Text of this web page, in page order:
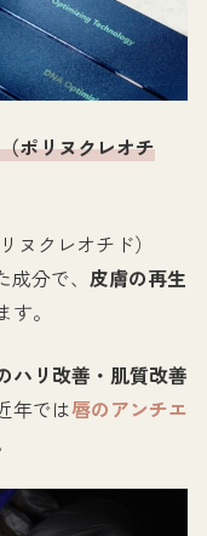
ポリヌクレオチ
ヌクレオチド）
分で、 皮膚の再生
。
ハリ改善・肌質改善
年では唇のアンチエ